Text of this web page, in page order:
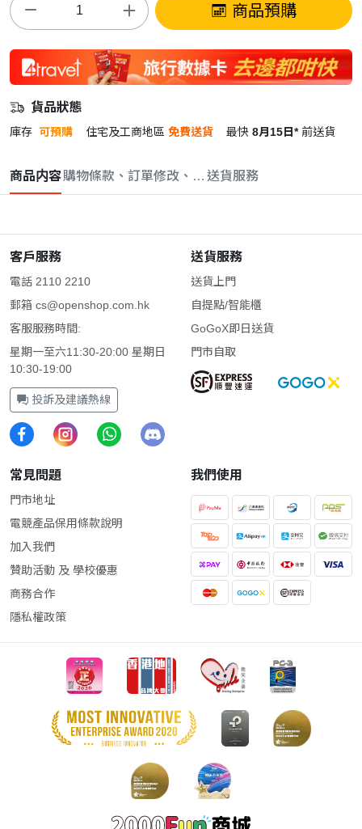
商品預購
貨品狀態
庫存 可預購 住宅及工商地區 免費送貨 最快 8月15日* 前送貨
商品内容購物條款、訂單修改、取消與退款政策
送貨服務
客戶服務
電話 2110 2210
郵箱 cs@openshop.com.hk
客服服務時間:
星期一至六11:30-20:00 星期日
10:30-19:00
投訴及建議熱線
送貨服務
送貨上門
自提點/智能櫃
GoGoX即日送貨
門市自取
常見問題
門市地址
電競產品保用條款說明
加入我們
贊助活動 及 學校優惠
商務合作
隱私權政策
我們使用